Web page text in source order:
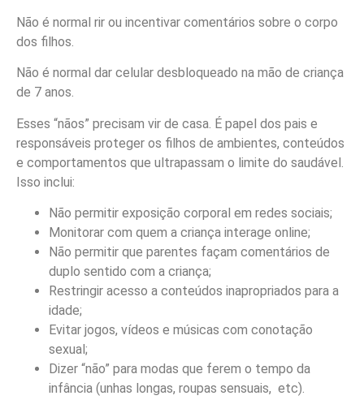
Não é normal rir ou incentivar comentários sobre o corpo
dos filhos.
Não é normal dar celular desbloqueado na mão de criança
de 7 anos.
Esses “nãos” precisam vir de casa. É papel dos pais e
responsáveis proteger os filhos de ambientes, conteúdos
e comportamentos que ultrapassam o limite do saudável.
Isso inclui:
Não permitir exposição corporal em redes sociais;
Monitorar com quem a criança interage online;
Não permitir que parentes façam comentários de
duplo sentido com a criança;
Restringir acesso a conteúdos inapropriados para a
idade;
Evitar jogos, vídeos e músicas com conotação
sexual;
Dizer “não” para modas que ferem o tempo da
infância (unhas longas, roupas sensuais, etc).